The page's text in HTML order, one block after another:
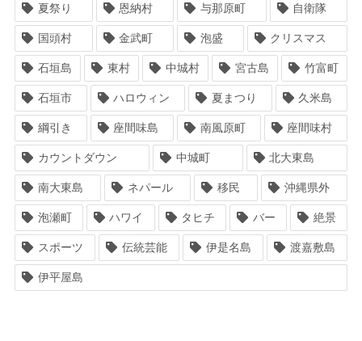
夏祭り 恩納村 与那原町 自衛隊
国頭村 金武町 泡盛 クリスマス
石垣島 東村 中城村 宮古島 竹富町
石垣市 ハロウィン 夏まつり 久米島
綱引き 座間味島 南風原町 座間味村
カウントダウン 中城町 北大東島
南大東島 ネパール 移民 沖縄県外
泡瀬町 ハワイ タヒチ バー 絶景
スポーツ 伝統芸能 伊是名島 渡嘉敷島
伊平屋島